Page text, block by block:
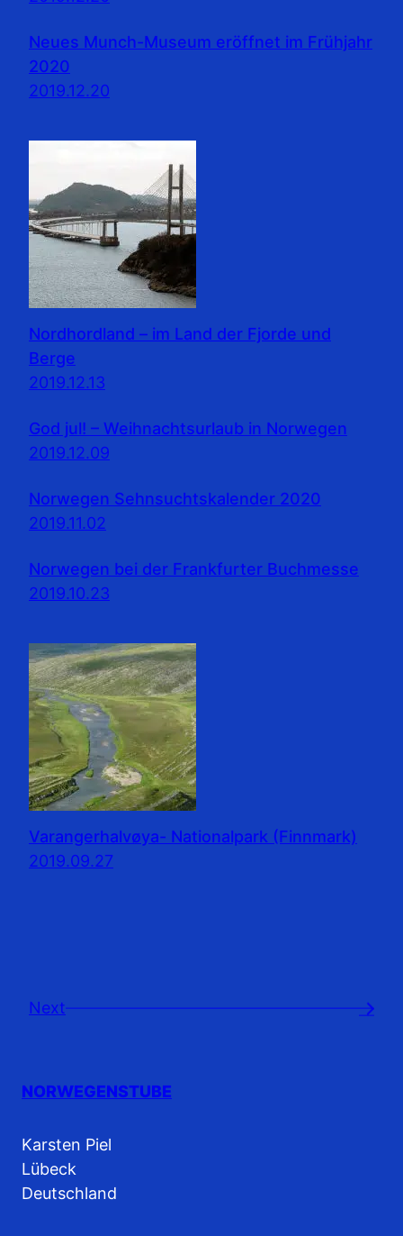
Neues Munch-Museum eröffnet im Frühjahr
2020
2019.12.20
Nordhordland – im Land der Fjorde und
Berge
2019.12.13
God jul! – Weihnachtsurlaub in Norwegen
2019.12.09
Norwegen Sehnsuchtskalender 2020
2019.11.02
Norwegen bei der Frankfurter Buchmesse
2019.10.23
Varangerhalvøya- Nationalpark (Finnmark)
2019.09.27
Next →
NORWEGENSTUBE
Karsten Piel
Lübeck
Deutschland